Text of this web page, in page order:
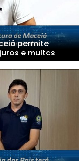
permite
e multas